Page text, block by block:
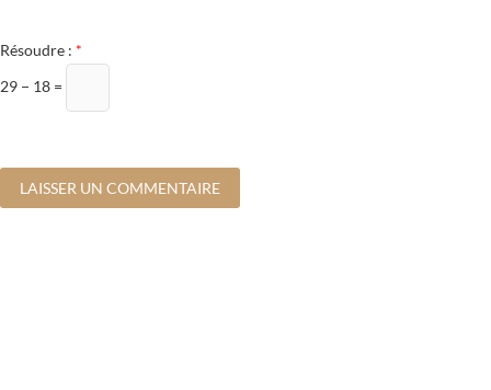
Résoudre : *
29 − 18 =